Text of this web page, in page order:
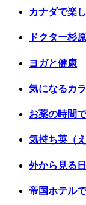
カナダで楽
ドクター杉
ヨガと健康
気になるカ
お薬の時間
気持ち英（
外から見る
帝国ホテル